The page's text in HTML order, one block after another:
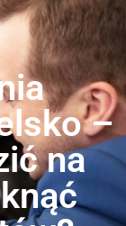
–
na